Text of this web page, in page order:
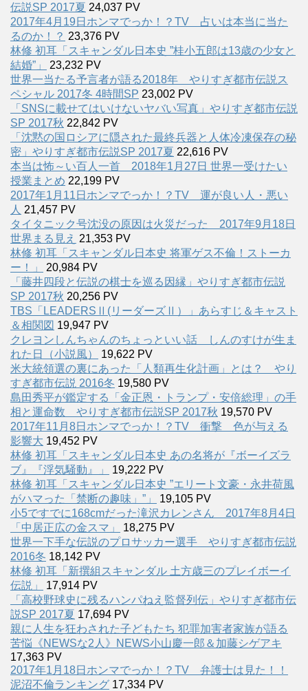
伝説SP 2017夏 24,037 PV
2017年4月19日ホンマでっか！？TV 占いは本当に当た
るのか！？ 23,376 PV
林修 初耳「スキャンダル日本史 ”桂小五郎は13歳の少女と
結婚”」
23,232 PV
世界一当たる予言者が語る2018年 やりすぎ都市伝説ス
ペシャル 2017冬 4時間SP 23,002 PV
「SNSに載せてはいけないヤバい写真」やりすぎ都市伝説
SP 2017秋 22,842 PV
「沈黙の国ロシアに隠された最終兵器と人体冷凍保存の秘
密」やりすぎ都市伝説SP 2017夏 22,616 PV
本当は怖～い百人一首 2018年1月27日 世界一受けたい
授業まとめ 22,199 PV
2017年1月11日ホンマでっか！？TV 運が良い人・悪い
人 21,457 PV
タイタニック号沈没の原因は火災だった 2017年9月18日
世界まる見え 21,353 PV
林修 初耳「スキャンダル日本史 将軍ゲス不倫！ストーカ
ー！」
20,984 PV
「藤井四段と伝説の棋士を巡る因縁」やりすぎ都市伝説
SP 2017秋 20,256 PV
TBS「LEADERSⅡ(リーダーズⅡ）」あらすじ＆キャスト
＆相関図 19,947 PV
クレヨンしんちゃんのちょっといい話 しんのすけが生ま
れた日（小説風）
19,622 PV
米大統領選の裏にあった「人類再生化計画」とは？ やり
すぎ都市伝説 2016冬 19,580 PV
島田秀平が鑑定する「金正恩・トランプ・安倍総理」の手
相と運命数 やりすぎ都市伝説SP 2017秋 19,570 PV
2017年11月8日ホンマでっか！？TV 衝撃 色が与える
影響大 19,452 PV
林修 初耳「スキャンダル日本史 あの名将が『ボーイズラ
ブ』『浮気騒動』」
19,222 PV
林修 初耳「スキャンダル日本史 ”エリート文豪・永井荷風
がハマった「禁断の趣味」”」
19,105 PV
小5ですでに168cmだった滝沢カレンさん 2017年8月4日
「中居正広の金スマ」
18,275 PV
世界一下手な伝説のプロサッカー選手 やりすぎ都市伝説
2016冬 18,142 PV
林修 初耳「新撰組スキャンダル 土方歳三のプレイボーイ
伝説」
17,914 PV
「高校野球史に残るハンパねえ監督列伝」やりすぎ都市伝
説SP 2017夏 17,694 PV
親に人生を狂わされた子どもたち 犯罪加害者家族が語る
苦悩《NEWSな2人》NEWS小山慶一郎＆加藤シゲアキ
17,363 PV
2017年1月18日ホンマでっか！？TV 弁護士は見た！！
泥沼不倫ランキング 17,334 PV